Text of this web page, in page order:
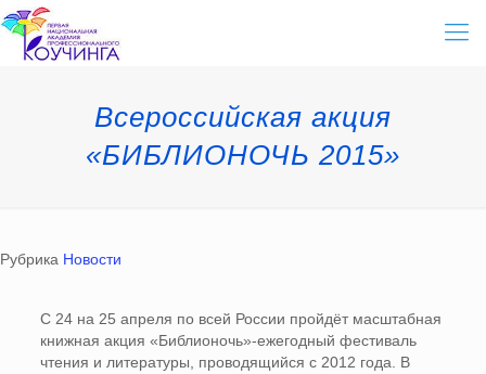
Всероссийская акция
«БИБЛИОНОЧЬ 2015»
Рубрика Новости
С 24 на 25 апреля по всей России пройдёт масштабная
книжная акция «Библионочь»-ежегодный фестиваль
чтения и литературы, проводящийся с 2012 года. В